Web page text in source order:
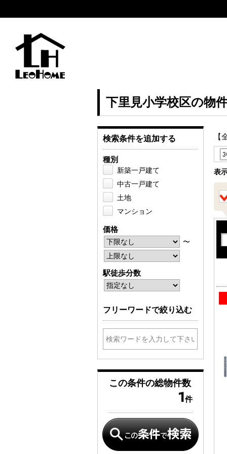
下里見小学校区の物
【
表
検索条件を追加する
種別
新築一戸建て
中古一戸建て
土地
マンション
価格
〜
駅徒歩分数
フリーワードで絞り込む
この条件の総物件数
1件